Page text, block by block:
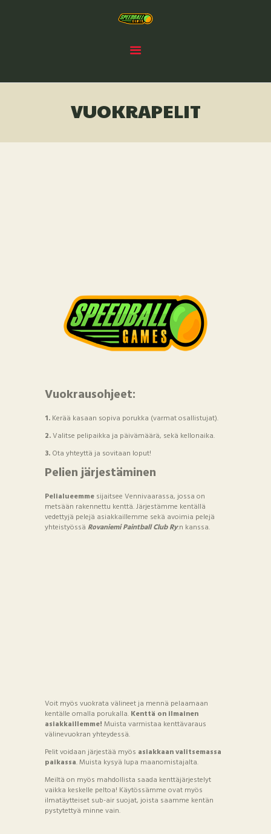
VUOKRAPELIT
MITÄ ON PAINTBALL ?
SPEEDBALL GAMES KY
Vuokrausohjeet:
1. Kerää kasaan sopiva porukka (varmat osallistujat).
2.Valitse pelipaikka ja päivämäärä, sekä kellonaika.
3. Ota yhteyttä ja sovitaan loput!
Pelien järjestäminen
Pelialueemme sijaitsee Vennivaarassa, jossa on
metsään rakennettu kenttä. Järjestämme kentällä
vedettyjä pelejä asiakkaillemme sekä avoimia pelejä
yhteistyössä Rovaniemi Paintball Club Ry:n kanssa.
Voit myös vuokrata välineet ja mennä pelaamaan
kentälle omalla porukalla. Kenttä on ilmainen
asiakkaillemme! Muista varmistaa kenttävaraus
välinevuokran yhteydessä.
Pelit voidaan järjestää myös asiakkaan valitsemassa
paikassa. Muista kysyä lupa maanomistajalta.
Meiltä on myös mahdollista saada kenttäjärjestelyt
vaikka keskelle peltoa! Käytössämme ovat myös
ilmatäytteiset sub-air suojat, joista saamme kentän
pystytettyä minne vain.